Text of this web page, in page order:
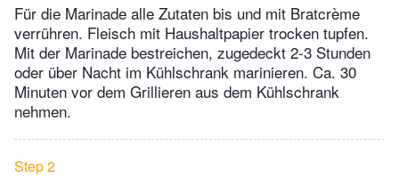
Für die Marinade alle Zutaten bis und mit Bratcrème
verrühren. Fleisch mit Haushaltpapier trocken tupfen.
Mit der Marinade bestreichen, zugedeckt 2-3 Stunden
oder über Nacht im Kühlschrank marinieren. Ca. 30
Minuten vor dem Grillieren aus dem Kühlschrank
nehmen.
Step 2